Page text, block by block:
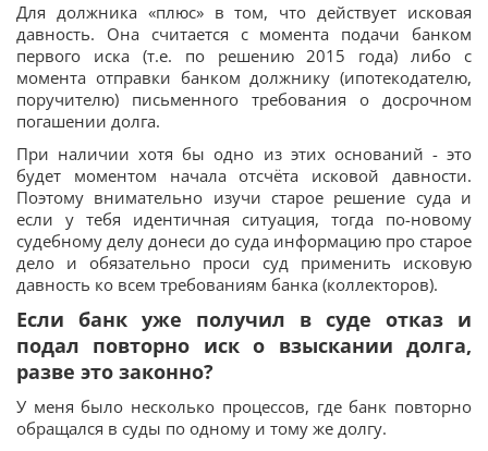
Для должника «плюс» в том, что действует исковая
давность. Она считается с момента подачи банком
первого иска (т.е. по решению 2015 года) либо с
момента отправки банком должнику (ипотекодателю,
поручителю) письменного требования о досрочном
погашении долга.
При наличии хотя бы одно из этих оснований - это
будет моментом начала отсчёта исковой давности.
Поэтому внимательно изучи старое решение суда и
если у тебя идентичная ситуация, тогда по-новому
судебному делу донеси до суда информацию про старое
дело и обязательно проси суд применить исковую
давность ко всем требованиям банка (коллекторов).
Если банк уже получил в суде отказ и
подал повторно иск о взыскании долга,
разве это законно?
У меня было несколько процессов, где банк повторно
обращался в суды по одному и тому же долгу.